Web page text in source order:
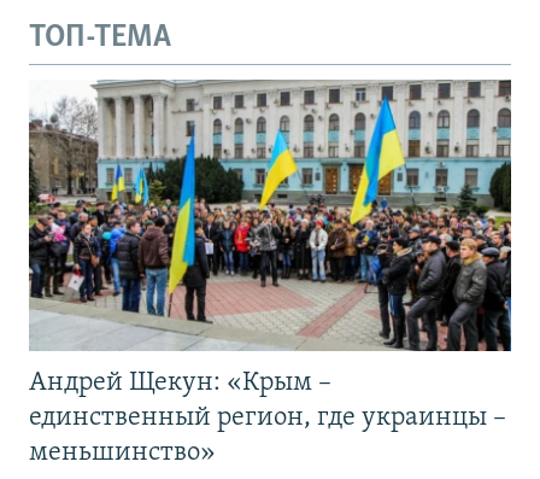
ТОП-ТЕМА
Андрей Щекун: «Крым –
единственный регион, где украинцы –
меньшинство»